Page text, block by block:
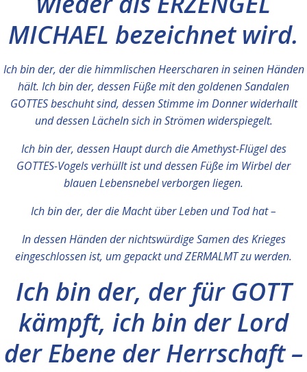
MICHAEL bezeichnet wird.
Ich bin der, der die himmlischen Heerscharen in seinen Händen
hält. Ich bin der, dessen Füße mit den goldenen Sandalen
GOTTES beschuht sind, dessen Stimme im Donner widerhallt
und dessen Lächeln sich in Strömen widerspiegelt.
Ich bin der, dessen Haupt durch die Amethyst-Flügel des
GOTTES-Vogels verhüllt ist und dessen Füße im Wirbel der
blauen Lebensnebel verborgen liegen.
Ich bin der, der die Macht über Leben und Tod hat –
In dessen Händen der nichtswürdige Samen des Krieges
eingeschlossen ist, um gepackt und ZERMALMT zu werden.
Ich bin der, der für GOTT
kämpft, ich bin der Lord
der Ebene der Herrschaft –